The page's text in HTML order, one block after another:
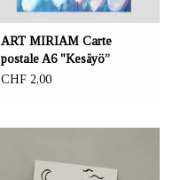
ART MIRIAM Carte
postale A6 "Kesäyö”
CHF 2,00